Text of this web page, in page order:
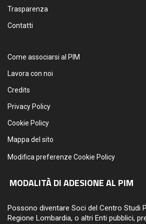
Trasparenza
Contatti
Come associarsi al PIM
Lavora con noi
Credits
Privacy Policy
Cookie Policy
Mappa del sito
Modifica preferenze Cookie Policy
MODALITÀ DI ADESIONE AL PIM
Possono diventare Soci del Centro Studi
Regione Lombardia, o altri Enti pubblici,